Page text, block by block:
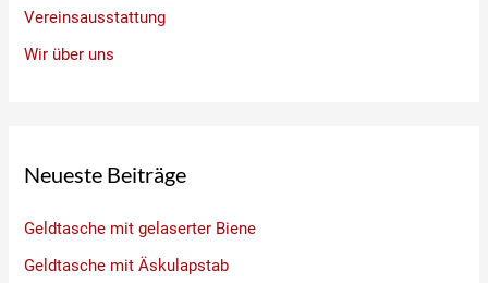
Vereinsausstattung
Wir über uns
Neueste Beiträge
Geldtasche mit gelaserter Biene
Geldtasche mit Äskulapstab